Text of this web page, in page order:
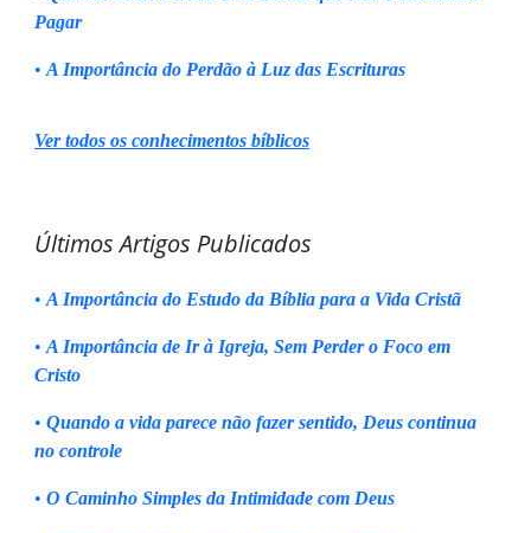
Pagar
• A Importância do Perdão à Luz das Escrituras
Ver todos os conhecimentos bíblicos
Últimos Artigos Publicados
• A Importância do Estudo da Bíblia para a Vida Cristã
• A Importância de Ir à Igreja, Sem Perder o Foco em
Cristo
• Quando a vida parece não fazer sentido, Deus continua
no controle
• O Caminho Simples da Intimidade com Deus